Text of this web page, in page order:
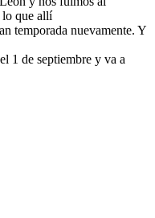
que allí
temporada nuevamente. Y
1 de septiembre y va a